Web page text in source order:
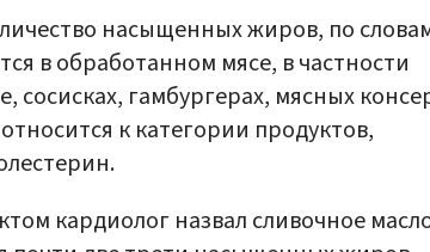
насыщенных жиров, по
в обработанном мясе, в частности
сосисках, гамбургерах, мясных
к категории продуктов,
кардиолог назвал сливочное